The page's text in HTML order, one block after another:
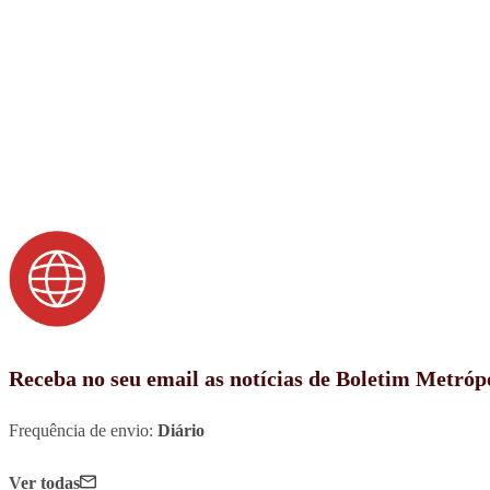
Receba no seu email as notícias de Boletim
Frequência de envio: Diário
Ver todas